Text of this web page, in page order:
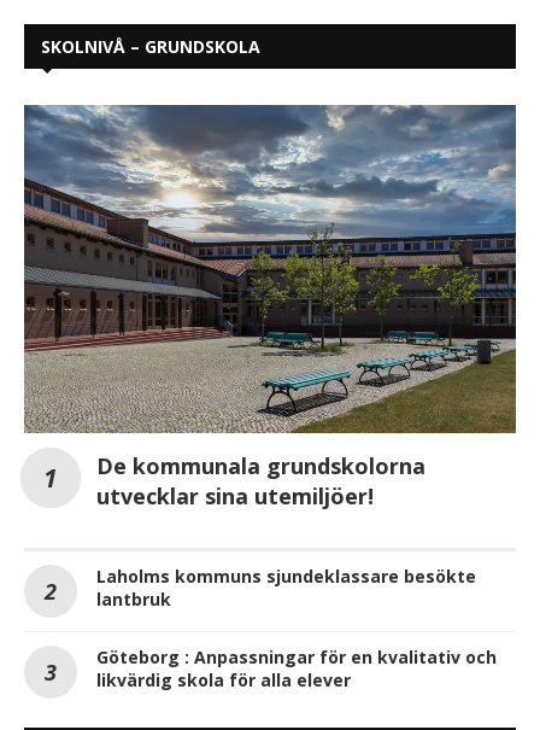
SKOLNIVÅ – GRUNDSKOLA
De kommunala grundskolorna
utvecklar sina utemiljöer!
Laholms kommuns sjundeklassare besökte
lantbruk
Göteborg : Anpassningar för en kvalitativ och
likvärdig skola för alla elever